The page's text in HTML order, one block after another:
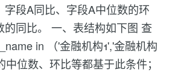
字段A同比、字段A中位数的环
的同比。 一、表结构如下图 查
in （'金融机构1','金融机构
位数、环比等都基于此条件；